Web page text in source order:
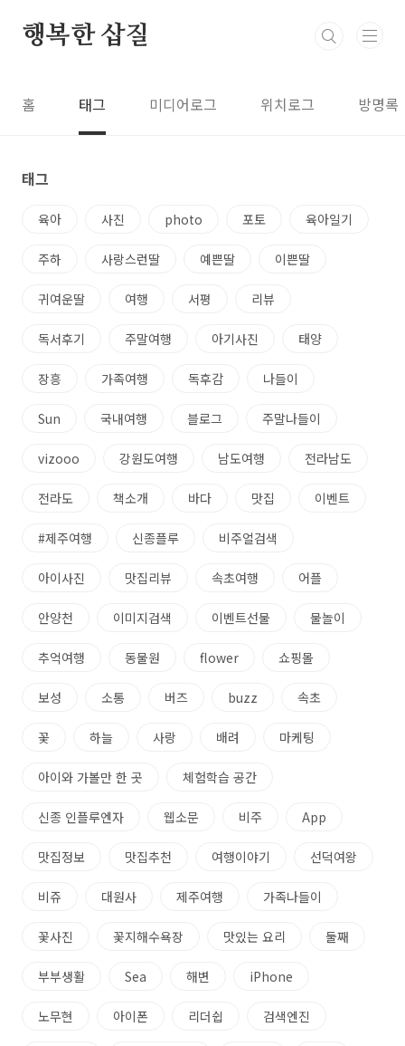
행복한 삽질
홈 태그 미디어로그 위치로그 방명록
태그
육아 사진 photo 포토 육아일기
주하 사랑스런딸 예쁜딸 이쁜딸
귀여운딸 여행 서평 리뷰
독서후기 주말여행 아기사진 태양
장흥 가족여행 독후감 나들이
Sun 국내여행 블로그 주말나들이
vizooo 강원도여행 남도여행 전라남도
전라도 책소개 바다 맛집 이벤트
#제주여행 신종플루 비주얼검색
아이사진 맛집리뷰 속초여행 어플
안양천 이미지검색 이벤트선물 물놀이
추억여행 동물원 flower 쇼핑몰
보성 소통 버즈 buzz 속초
꽃 하늘 사랑 배려 마케팅
아이와 가볼만 한 곳 체험학습 공간
신종 인플루엔자 웹소문 비주 App
맛집정보 맛집추천 여행이야기 선덕여왕
비쥬 대원사 제주여행 가족나들이
꽃사진 꽃지해수욕장 맛있는 요리 둘째
부부생활 Sea 해변 iPhone
노무현 아이폰 리더쉽 검색엔진